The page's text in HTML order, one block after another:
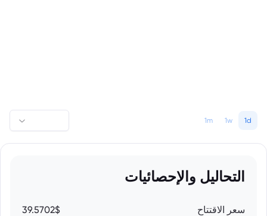
1d
1w
1m
التحاليل والإحصائيات
سعر الاقتتاح 39.5702$